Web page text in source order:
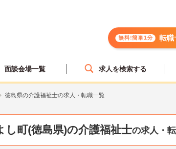
無料!簡単1分 転職
面談会場一覧 求人を検索する
徳島県の介護福祉士の求人・転職一覧
し町(徳島県)の介護福祉士の求人・